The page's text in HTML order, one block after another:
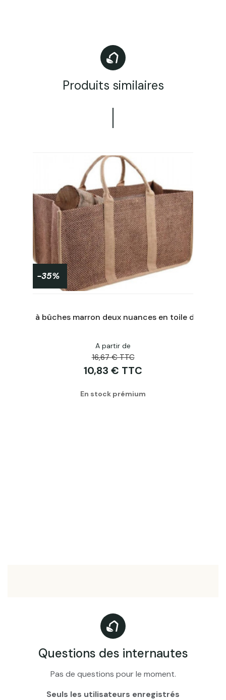
Produits similaires
Acheter
-35%
A partir de
16,67 € TTC
10,83 € TTC
En stock prémium
Questions des internautes
Pas de questions pour le moment.
Seuls les utilisateurs enregistrés